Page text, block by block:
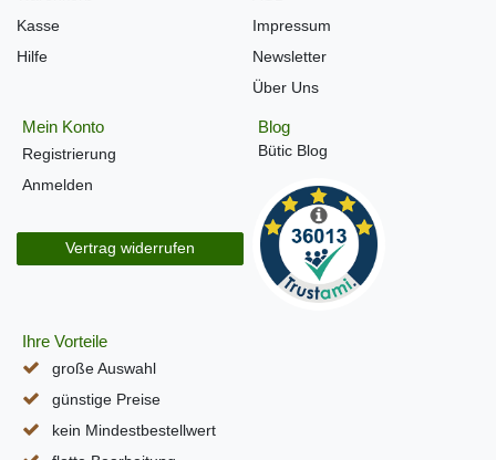
Kasse
Hilfe
Impressum
Newsletter
Über Uns
Mein Konto
Registrierung
Anmelden
Vertrag widerrufen
Blog
Bütic Blog
Ihre Vorteile
große Auswahl
günstige Preise
kein Mindestbestellwert